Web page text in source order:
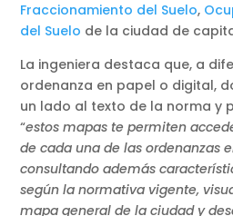
Fraccionamiento del Suelo,
del Suelo de la ciudad de
La ingeniera destaca que, a
ordenanza en papel o digital,
un lado al texto de la norma y
“estos mapas te permiten
de cada una de las ordenanzas
consultando además
según la normativa vigente,
mapa general de la ciudad y